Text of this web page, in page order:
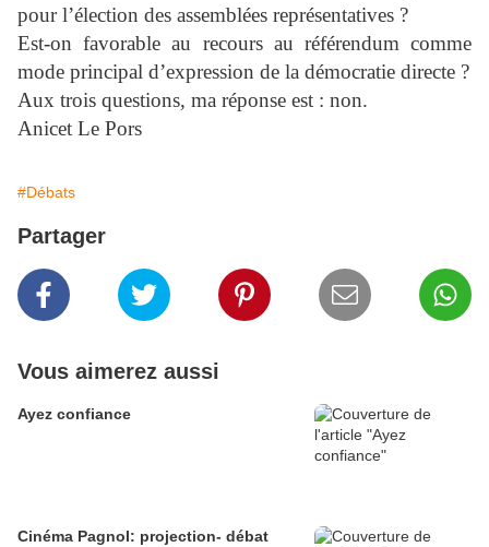
pour l’élection des assemblées représentatives ?
Est-on favorable au recours au référendum comme
mode principal d’expression de la démocratie directe ?
Aux trois questions, ma réponse est : non.
Anicet Le Pors
#Débats
Partager
Vous aimerez aussi
Ayez confiance
Cinéma Pagnol: projection- débat